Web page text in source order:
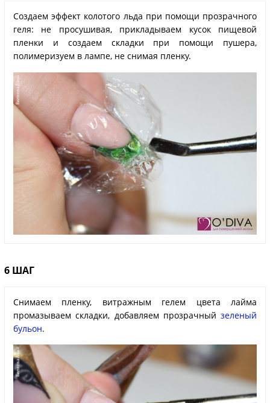
Создаем эффект колотого льда при помощи прозрачного
геля: не просушивая, прикладываем кусок пищевой
пленки и создаем складки при помощи пушера,
полимеризуем в лампе, не снимая пленку.
6 ШАГ
Снимаем пленку, витражным гелем цвета лайма
промазываем складки, добавляем прозрачный зеленый
бульон.